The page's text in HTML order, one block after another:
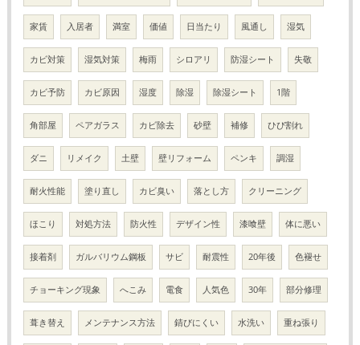
家賃 入居者 満室 価値 日当たり 風通し 湿気
カビ対策 湿気対策 梅雨 シロアリ 防湿シート 失敬
カビ予防 カビ原因 湿度 除湿 除湿シート 1階
角部屋 ペアガラス カビ除去 砂壁 補修 ひび割れ
ダニ リメイク 土壁 壁リフォーム ペンキ 調湿
耐火性能 塗り直し カビ臭い 落とし方 クリーニング
ほこり 対処方法 防火性 デザイン性 漆喰壁 体に悪い
接着剤 ガルバリウム鋼板 サビ 耐震性 20年後 色褪せ
チョーキング現象 へこみ 電食 人気色 30年 部分修理
葺き替え メンテナンス方法 錆びにくい 水洗い 重ね張り